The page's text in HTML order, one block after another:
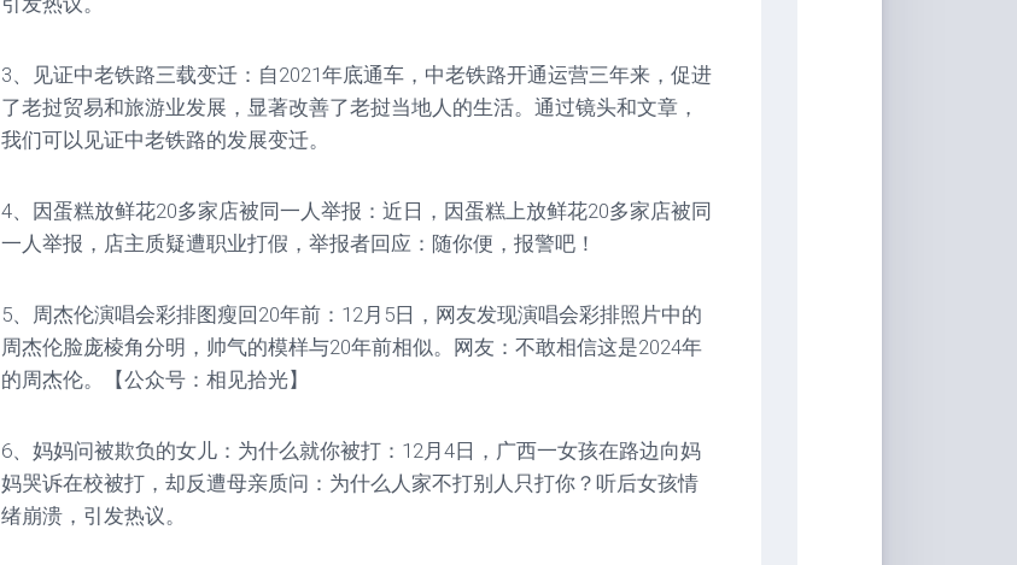
3、见证中老铁路三载变迁：自2021年底通车，中老铁路开通运营三年来，促进
了老挝贸易和旅游业发展，显著改善了老挝当地人的生活。通过镜头和文章，
我们可以见证中老铁路的发展变迁。
4、因蛋糕放鲜花20多家店被同一人举报：近日，因蛋糕上放鲜花20多家店被同
一人举报，店主质疑遭职业打假，举报者回应：随你便，报警吧！
5、周杰伦演唱会彩排图瘦回20年前：12月5日，网友发现演唱会彩排照片中的
周杰伦脸庞棱角分明，帅气的模样与20年前相似。网友：不敢相信这是2024年
的周杰伦。【公众号：相见拾光】
6、妈妈问被欺负的女儿：为什么就你被打：12月4日，广西一女孩在路边向妈
妈哭诉在校被打，却反遭母亲质问：为什么人家不打别人只打你？听后女孩情
绪崩溃，引发热议。